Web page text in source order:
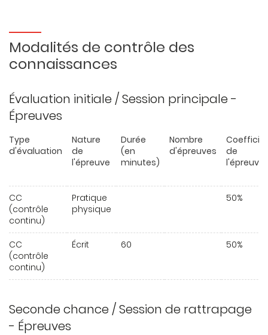
Modalités de contrôle des
connaissances
Évaluation initiale / Session principale -
Épreuves
Type
d'évaluation
Nature
de
l'épreuve
Durée
(en
minutes)
Nombre
d'épreuves
de
l'épreuve
CC
(contrôle
continu)
Pratique
physique
50%
CC
(contrôle
continu)
Écrit 60 50%
Seconde chance / Session de rattrapage
- Épreuves